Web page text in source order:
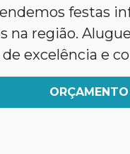
festas
na região.
excelência e